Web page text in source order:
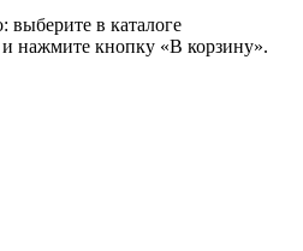
выберите в каталоге
нажмите кнопку «В корзину».